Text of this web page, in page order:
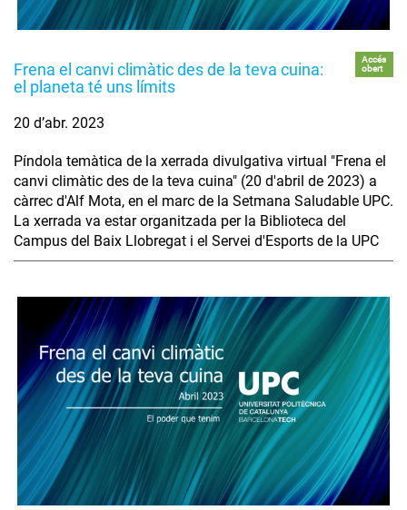
Frena el canvi climàtic des de la teva cuina:
el planeta té uns límits
Accés
obert
20 d’abr. 2023
Píndola temàtica de la xerrada divulgativa virtual "Frena el
canvi climàtic des de la teva cuina" (20 d'abril de 2023) a
càrrec d'Alf Mota, en el marc de la Setmana Saludable UPC.
La xerrada va estar organitzada per la Biblioteca del
Campus del Baix Llobregat i el Servei d'Esports de la UPC